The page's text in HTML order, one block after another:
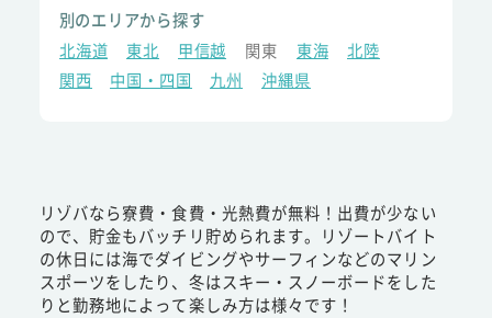
別のエリアから探す
北海道
東北 甲信越 関東 東海
北陸
関西
中国・四国 九州 沖縄県
リゾバなら寮費・食費・光熱費が無料！出費が少ない
ので、貯金もバッチリ貯められます。リゾートバイト
の休日には海でダイビングやサーフィンなどのマリン
スポーツをしたり、冬はスキー・スノーボードをした
りと勤務地によって楽しみ方は様々です！